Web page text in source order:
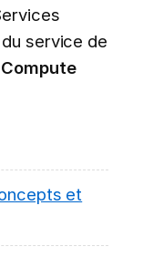
service de
et